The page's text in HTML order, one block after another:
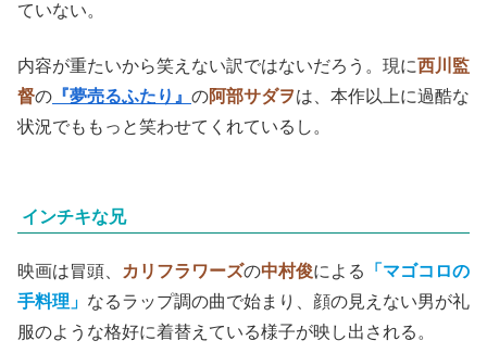
ていない。
内容が重たいから笑えない訳ではないだろう。現に西川監
督の 『夢売るふたり』 の阿部サダヲは、本作以上に過酷な
状況でももっと笑わせてくれているし。
インチキな兄
映画は冒頭、 カリフラワーズの中村俊による
「マゴコロの
手料理」 なるラップ調の曲で始まり、顔の見えない男が礼
服のような格好に着替えている様子が映し出される。